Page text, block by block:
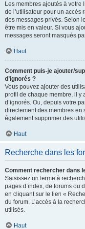
Les membres ajoutés à votre
de l’utilisateur pour un accès
des messages privés. Selon
être mis en valeur. Si vous
messages seront masqués
Haut
Comment puis-je ajouter/
d’ignorés ?
Vous pouvez ajouter des
profil de chaque membre, il y
d’ignorés. Ou, depuis votre
directement des membres en
également supprimer des
Haut
Recherche dans les
Comment rechercher dans
Saisissez un terme à
pages d’index, de forums ou
en cliquant sur le lien «
du forum. L’accès à la
utilisés.
Haut